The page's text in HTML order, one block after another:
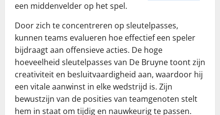
een middenvelder op het spel.
Door zich te concentreren op sleutelpasses,
kunnen teams evalueren hoe effectief een speler
bijdraagt aan offensieve acties. De hoge
hoeveelheid sleutelpasses van De Bruyne toont zijn
creativiteit en besluitvaardigheid aan, waardoor hij
een vitale aanwinst in elke wedstrijd is. Zijn
bewustzijn van de posities van teamgenoten stelt
hem in staat om tijdig en nauwkeurig te passen.